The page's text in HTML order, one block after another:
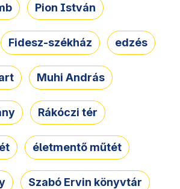
Pion István
Fidesz-székház edzés
Muhi András
Rákóczi tér
életmentő műtét
Szabó Ervin könyvtár